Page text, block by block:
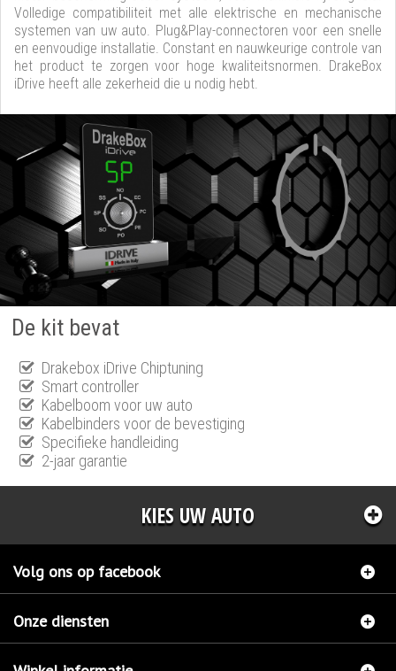
Volledige compatibiliteit met alle elektrische en mechanische
systemen van uw auto. Plug&Play-connectoren voor een snelle
en eenvoudige installatie. Constant en nauwkeurige controle van
het product te zorgen voor hoge kwaliteitsnormen. DrakeBox
iDrive heeft alle zekerheid die u nodig hebt.
De kit bevat
Drakebox iDrive Chiptuning
Smart controller
Kabelboom voor uw auto
Kabelbinders voor de bevestiging
Specifieke handleiding
2-jaar garantie
KIES UW AUTO
Volg ons op facebook
Onze diensten